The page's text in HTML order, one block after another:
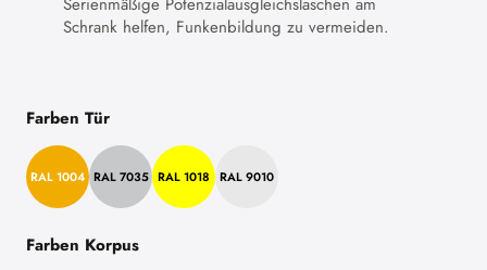
Schrank helfen, Funkenbildung zu vermeiden.
Farben Tür
RAL 1004 RAL 7035 RAL 1018 RAL 9010
Farben Korpus